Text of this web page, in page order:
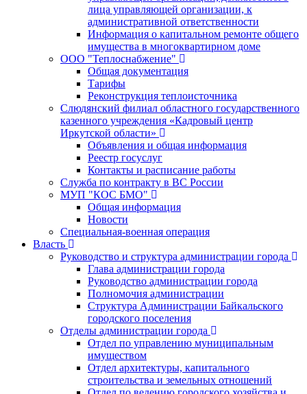
лица управляющей организации, к
административной ответственности
Информация о капитальном ремонте общего
имущества в многоквартирном доме
ООО "Теплоснабжение"
Общая документация
Тарифы
Реконструкция теплоисточника
Слюдянский филиал областного государственного
казенного учреждения «Кадровый центр
Иркутской области»
Объявления и общая информация
Реестр госуслуг
Контакты и расписание работы
Служба по контракту в ВС России
МУП "КОС БМО"
Общая информация
Новости
Специальная-военная операция
Власть
Руководство и структура администрации города
Глава администрации города
Руководство администрации города
Полномочия администрации
Структура Администрации Байкальского
городского поселения
Отделы администрации города
Отдел по управлению муниципальным
имуществом
Отдел архитектуры, капитального
строительства и земельных отношений